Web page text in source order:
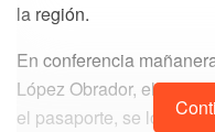
la región.
En conferencia
López Obrador, el
el pasaporte, se logró